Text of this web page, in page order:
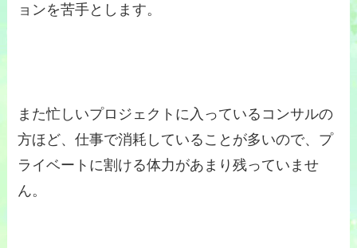
ョンを苦手とします。
また忙しいプロジェクトに入っているコンサルの
方ほど、仕事で消耗していることが多いので、プ
ライベートに割ける体力があまり残っていませ
ん。